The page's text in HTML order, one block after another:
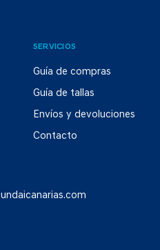
SERVICIOS
Guía de compras
Guía de tallas
Envíos y devoluciones
Contacto